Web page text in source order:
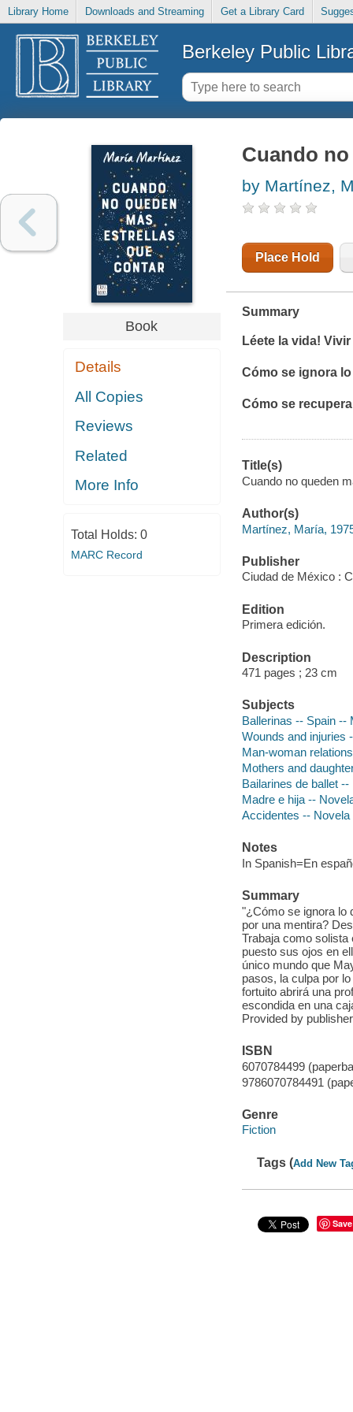
Library Home Downloads and Streaming Get a Library Card
Berkeley Public
Book
Details
All Copies
Reviews
Related
More Info
Total Holds: 0
MARC Record
Cuando
by Martínez,
Place Hold
Summary
Léete la vida!
Cómo se ignora
Cómo se
Title(s)
Cuando no queden
Author(s)
Martínez, María,
Publisher
Ciudad de México :
Edition
Primera edición.
Description
471 pages ; 23 cm
Subjects
Ballerinas -- Spain --
Wounds and injuries
Man-woman
Mothers and
Bailarines de ballet
Madre e hija --
Accidentes -- Novela
Notes
In Spanish=En
Summary
"¿Cómo se ignora lo
por una mentira?
Trabaja como
puesto sus ojos en
único mundo que
pasos, la culpa por
fortuito abrirá una
escondida en una
Provided by
ISBN
6070784499
9786070784491
Genre
Fiction
Tags (Add New
Save